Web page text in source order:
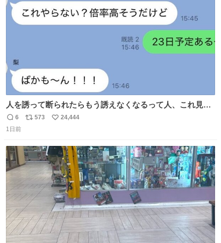
千kcalオーバーの食事を摂取し、増量したという。
数
人を誘って断られたらもう誘えなくなるって人、これ見て
元気出してほしい
返
信
6
リ
ト
数
573
い
24,444
1日前